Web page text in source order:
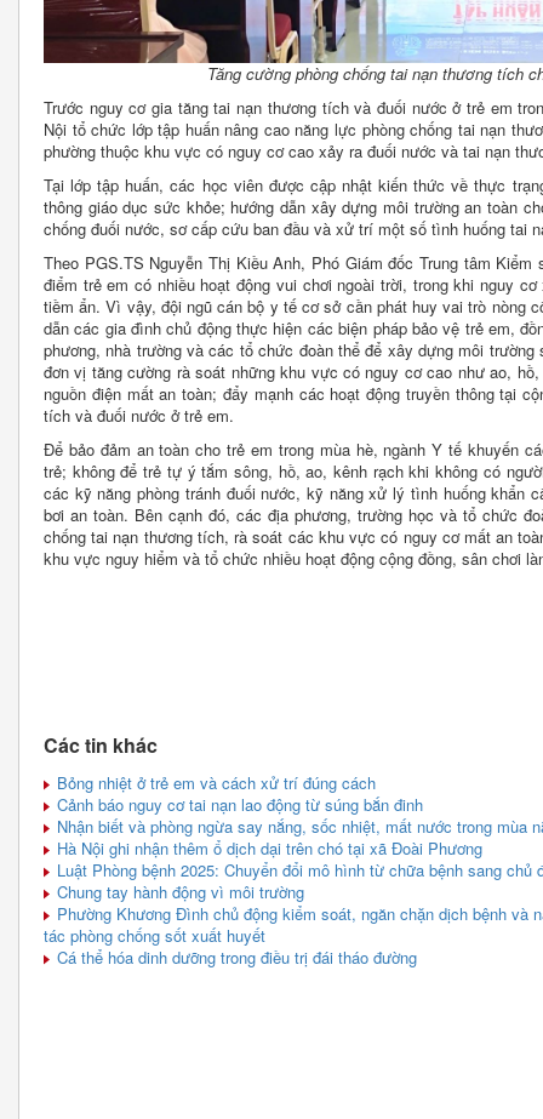
Tăng cường phòng chống tai nạn thương tích
Trước nguy cơ gia tăng tai nạn thương tích và đuối nước ở trẻ em
Nội tổ chức lớp tập huấn nâng cao năng lực phòng chống tai nạn
phường thuộc khu vực có nguy cơ cao xảy ra đuối nước và tai nạn
Tại lớp tập huấn, các học viên được cập nhật kiến thức về thực
thông giáo dục sức khỏe; hướng dẫn xây dựng môi trường an toàn
chống đuối nước, sơ cấp cứu ban đầu và xử trí một số tình huống tai
Theo PGS.TS Nguyễn Thị Kiều Anh, Phó Giám đốc Trung tâm
điểm trẻ em có nhiều hoạt động vui chơi ngoài trời, trong khi nguy
tiềm ẩn. Vì vậy, đội ngũ cán bộ y tế cơ sở cần phát huy vai trò nòng
dẫn các gia đình chủ động thực hiện các biện pháp bảo vệ trẻ em,
phương, nhà trường và các tổ chức đoàn thể để xây dựng môi
đơn vị tăng cường rà soát những khu vực có nguy cơ cao như ao,
nguồn điện mất an toàn; đẩy mạnh các hoạt động truyền thông tại
tích và đuối nước ở trẻ em.
Để bảo đảm an toàn cho trẻ em trong mùa hè, ngành Y tế khuyến
trẻ; không để trẻ tự ý tắm sông, hồ, ao, kênh rạch khi không có
các kỹ năng phòng tránh đuối nước, kỹ năng xử lý tình huống khẩn
bơi an toàn. Bên cạnh đó, các địa phương, trường học và tổ chức
chống tai nạn thương tích, rà soát các khu vực có nguy cơ mất an
khu vực nguy hiểm và tổ chức nhiều hoạt động cộng đồng, sân chơi
Các tin khác
Bỏng nhiệt ở trẻ em và cách xử trí đúng cách
Cảnh báo nguy cơ tai nạn lao động từ súng bắn đinh
Nhận biết và phòng ngừa say nắng, sốc nhiệt, mất nước trong mùa
Hà Nội ghi nhận thêm ổ dịch dại trên chó tại xã Đoài Phương
Luật Phòng bệnh 2025: Chuyển đổi mô hình từ chữa bệnh sang chủ
Chung tay hành động vì môi trường
Phường Khương Đình chủ động kiểm soát, ngăn chặn dịch bệnh và
tác phòng chống sốt xuất huyết
Cá thể hóa dinh dưỡng trong điều trị đái tháo đường